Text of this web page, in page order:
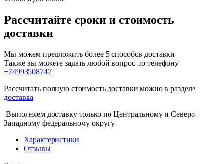
Рассчитайте сроки и стоимость
доставки
Мы можем предложить более 5 способов доставки
Также вы можете задать любой вопрос по телефону
+74993508747
Рассчитать полную стоимость доставки можно в разделе
доставка
Выполняем доставку только по Центральному и Северо-
Западному федеральному округу
Характеристики
Отзывы